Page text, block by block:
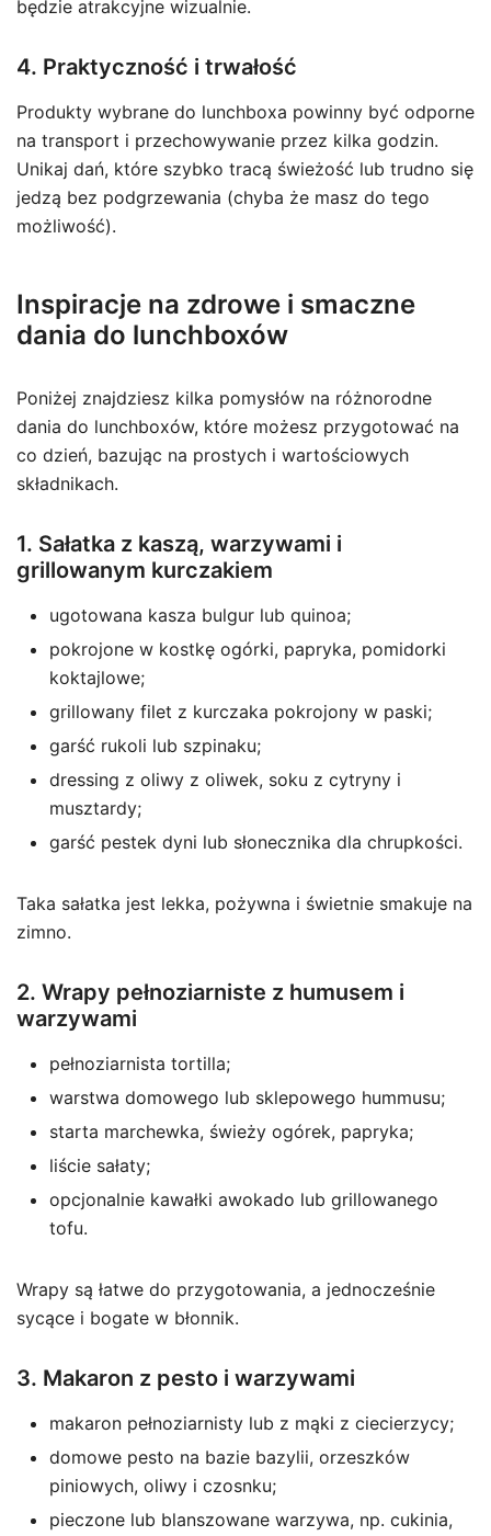
będzie atrakcyjne wizualnie.
4. Praktyczność i trwałość
Produkty wybrane do lunchboxa powinny być odporne
na transport i przechowywanie przez kilka godzin.
Unikaj dań, które szybko tracą świeżość lub trudno się
jedzą bez podgrzewania (chyba że masz do tego
możliwość).
Inspiracje na zdrowe i smaczne
dania do lunchboxów
Poniżej znajdziesz kilka pomysłów na różnorodne
dania do lunchboxów, które możesz przygotować na
co dzień, bazując na prostych i wartościowych
składnikach.
1. Sałatka z kaszą, warzywami i
grillowanym kurczakiem
ugotowana kasza bulgur lub quinoa;
pokrojone w kostkę ogórki, papryka, pomidorki
koktajlowe;
grillowany filet z kurczaka pokrojony w paski;
garść rukoli lub szpinaku;
dressing z oliwy z oliwek, soku z cytryny i
musztardy;
garść pestek dyni lub słonecznika dla chrupkości.
Taka sałatka jest lekka, pożywna i świetnie smakuje na
zimno.
2. Wrapy pełnoziarniste z humusem i
warzywami
pełnoziarnista tortilla;
warstwa domowego lub sklepowego hummusu;
starta marchewka, świeży ogórek, papryka;
liście sałaty;
opcjonalnie kawałki awokado lub grillowanego
tofu.
Wrapy są łatwe do przygotowania, a jednocześnie
sycące i bogate w błonnik.
3. Makaron z pesto i warzywami
makaron pełnoziarnisty lub z mąki z ciecierzycy;
domowe pesto na bazie bazylii, orzeszków
piniowych, oliwy i czosnku;
pieczone lub blanszowane warzywa, np. cukinia,